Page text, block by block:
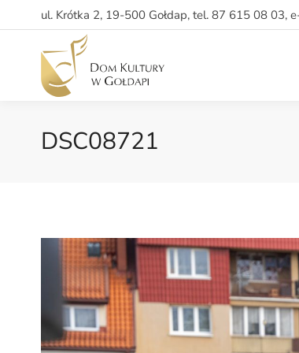
ul. Krótka 2, 19-500 Gołdap, tel. 87 615 08 03,
DSC08721